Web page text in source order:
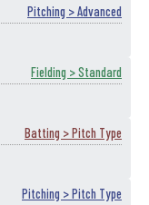
Pitching > Advanced
Fielding > Standard
Batting > Pitch Type
Pitching > Pitch Type